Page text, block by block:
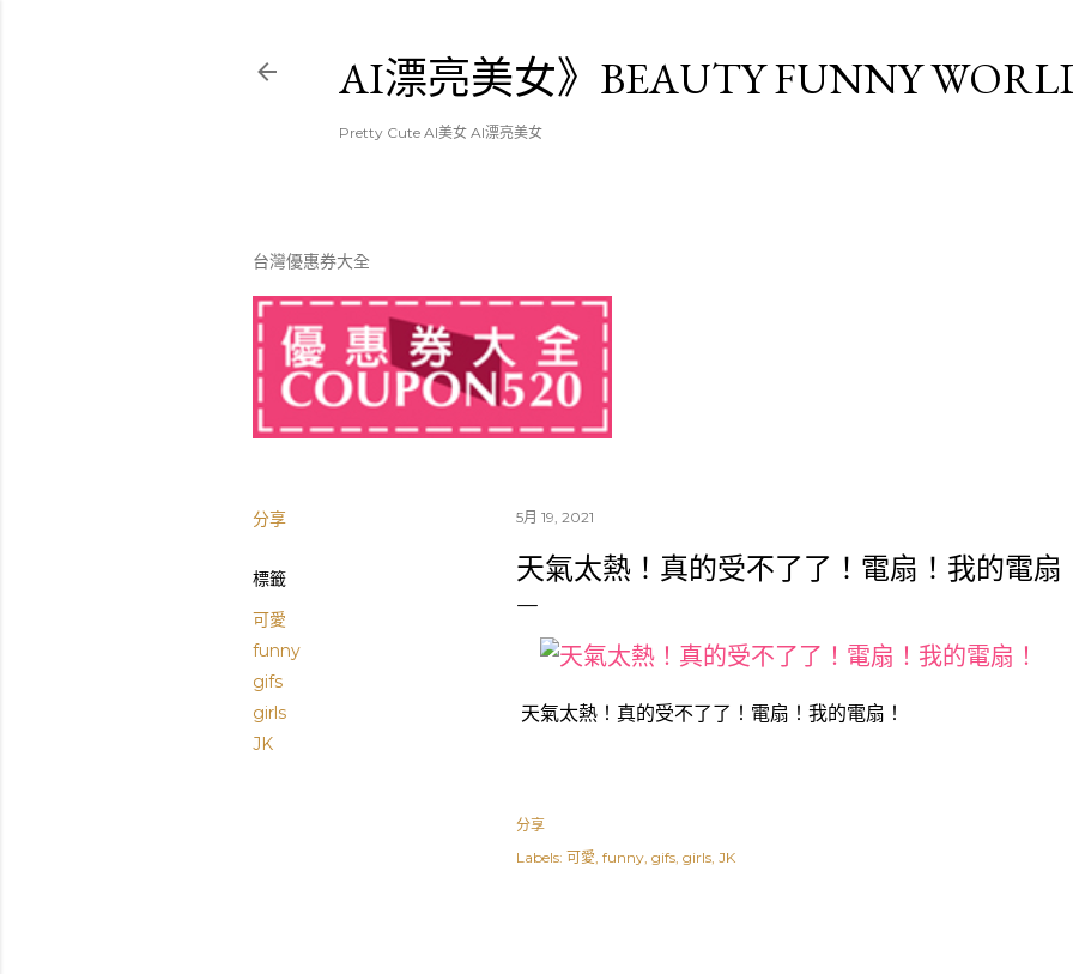
AI漂亮美女》BEAUTY FUNNY
Pretty Cute AI美女 AI漂亮美女
台灣優惠券大全
分享
標籤
可愛
funny
gifs
girls
JK
5月 19, 2021
天氣太熱！真的受不了了！電扇！我的電扇
天氣太熱！真的受不了了！電扇！我的電扇！
分享
Labels: 可愛 funny gifs girls JK